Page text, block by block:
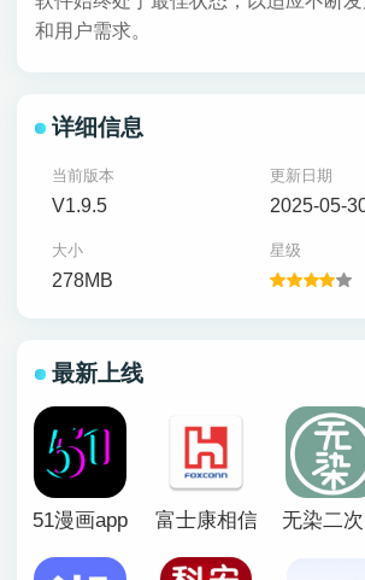
和用户需求。
详细信息
当前版本
V1.9.5
更新日期
2025-05-
大小
278MB
星级
最新上线
51漫画app 富士康相信app官方版
无染二